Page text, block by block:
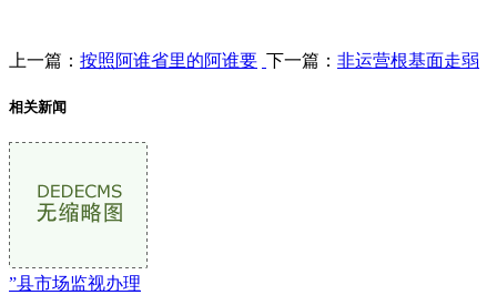
上一篇： 按照阿谁省里的阿谁要 下一篇： 非运营根基面走弱
相关新闻
”县市场监视办理